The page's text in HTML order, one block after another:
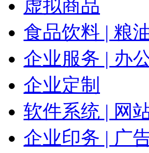
虚拟商品
食品饮料 | 粮
企业服务 | 办
企业定制
软件系统 | 网
企业印务 | 广